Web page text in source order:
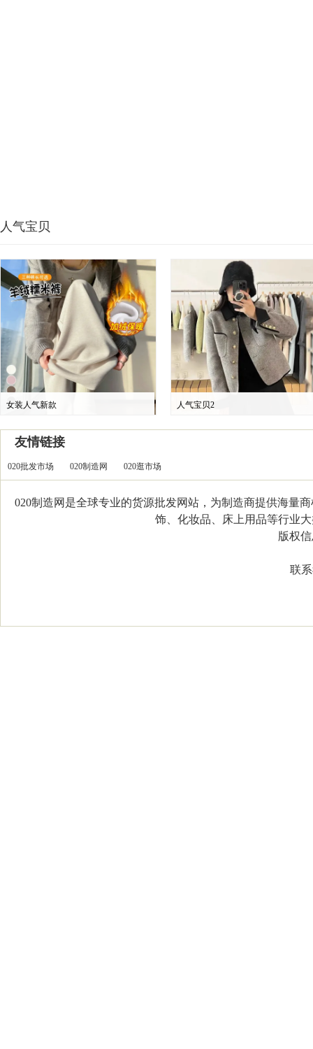
人气宝贝
女装人气新款 人气宝贝2
友情链接
020批发市场 020制造网 020逛市场
020制造网是全球专业的货源批发网站，为制造商提供海量
饰、化妆品、床上用品等行业
版权信
联